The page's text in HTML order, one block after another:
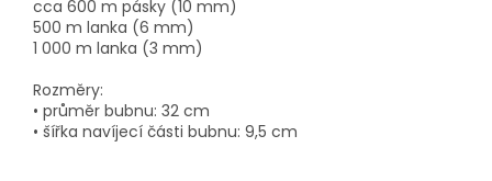
cca 600 m pásky (10 mm)
500 m lanka (6 mm)
1 000 m lanka (3 mm)
Rozměry:
• průměr bubnu: 32 cm
• šířka navíjecí části bubnu: 9,5 cm